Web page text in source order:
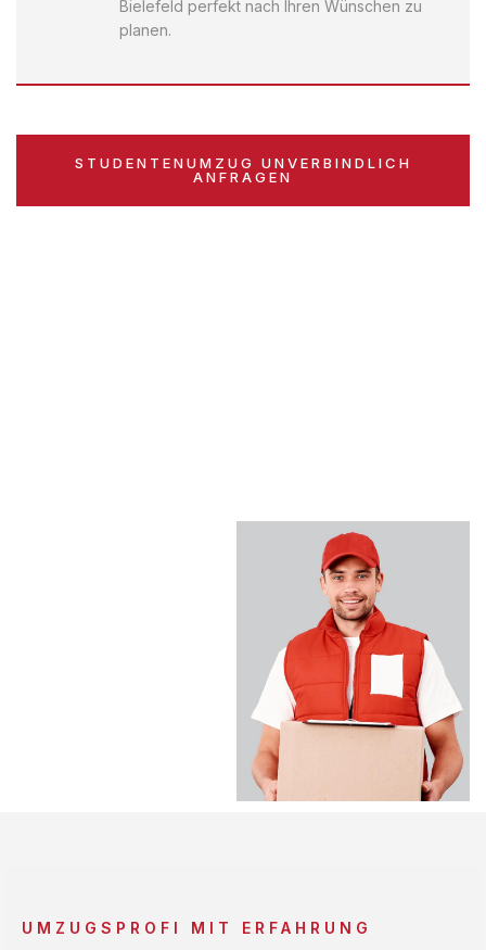
Bielefeld perfekt nach Ihren Wünschen zu
planen.
STUDENTENUMZUG UNVERBINDLICH
ANFRAGEN
UMZUGSPROFI MIT ERFAHRUNG